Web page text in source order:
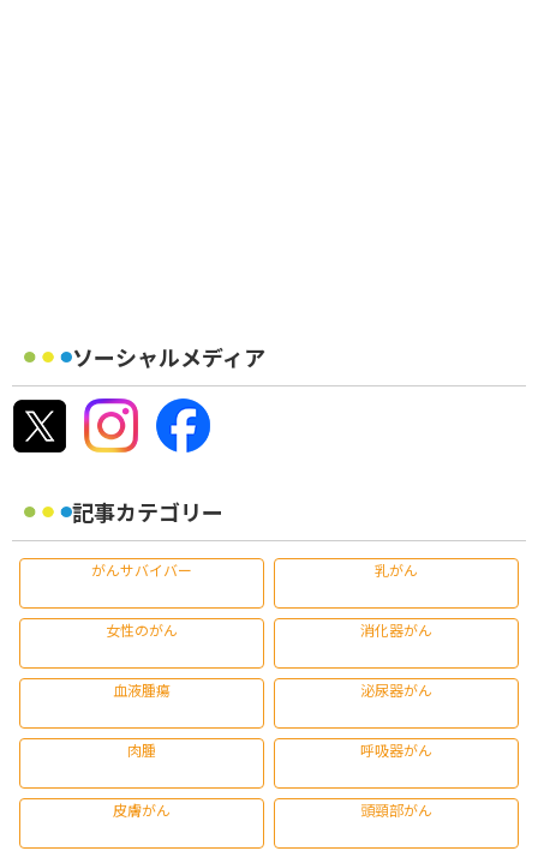
ソーシャルメディア
記事カテゴリー
がんサバイバー 乳がん
女性のがん 消化器がん
血液腫瘍 泌尿器がん
肉腫 呼吸器がん
皮膚がん 頭頸部がん